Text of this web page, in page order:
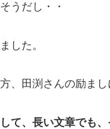
うだし・・
した。
、田渕さんの励まし
て、長い文章でも